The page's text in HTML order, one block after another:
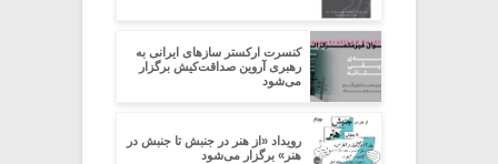
کنسرت ارکستر سازهای ایرانی به
رهبری آروین صداقت‌کیش برگزار
می‌شود
رویداد «از هنر در جنبش تا جنبش در
هنر» برگزار می‌شود